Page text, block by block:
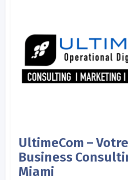
UltimeCom –
Business
Miami